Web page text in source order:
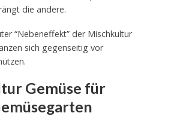
die andere.
“Nebeneffekt” der Mischkultur
sich gegenseitig vor
Gemüse für